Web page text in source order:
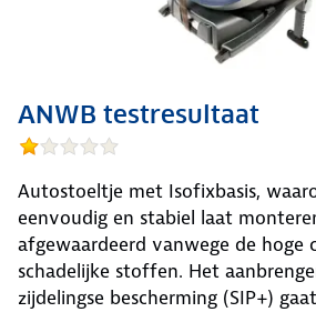
ANWB testresultaat
Autostoeltje met Isofixbasis,
eenvoudig en stabiel laat
afgewaardeerd vanwege de hoge
schadelijke stoffen. Het
zijdelingse bescherming (SIP+)